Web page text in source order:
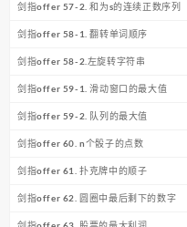
剑指offer 57-2. 和为s的连续正数序列
剑指offer 58-1. 翻转单词顺序
剑指offer 58-2.左旋转字符串
剑指offer 59-1. 滑动窗口的最大值
剑指offer 59-2. 队列的最大值
剑指offer 60. n个骰子的点数
剑指offer 61. 扑克牌中的顺子
剑指offer 62. 圆圈中最后剩下的数字
剑指offer 63. 股票的最大利润